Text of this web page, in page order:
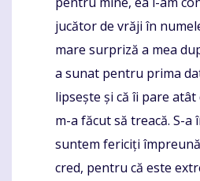
jucător de vrăji în
mare surpriză a mea
a sunat pentru prima
lipsește și că îi pare
m-a făcut să treacă. S-a
suntem fericiți
cred, pentru că este